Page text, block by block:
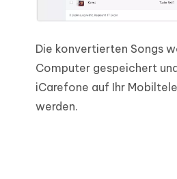
Die konvertierten Songs
Computer gespeichert
iCarefone auf Ihr
werden.